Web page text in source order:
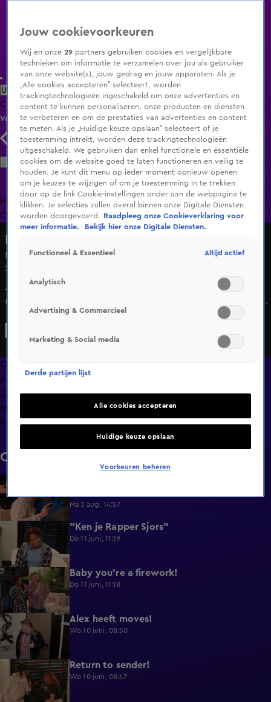
Uitzending Gemist Populaire programma's Zenders Genres
ClipsFilmsRadioSmart TV inlogShop
Volg KIJK
Zoeken
HomeUitzending Gemist Programma's De Bondgenoten
OranjezomerLivestreamsShop
Nikki vindt dat Jasper wel een make-over kan gebruiken!
25 feb 2025, 14:28
Jasper stelt Nikki een opvallende vraag: “Als je mij een
make-over mocht geven, hoe zou ik er dan uitzien?” Nikki
hoeft niet lang na te denken—zijn kledingstijl is niet
sterkste punt is. Wanneer Nikki hem vraagt wat hij aan háár
zou veranderen, blijft hij galant: hij vindt dat ze er al goed
uitziet. Lief om te horen! En als Jasper haar ideale make-
over krijgt… zou Nikki hem dan wél aantrekkelijk vinden?
Overzicht
Afleveringen
Clips
Hoe is het nu met?
Info
Clips
6:32
Ma 3 aug, 14:57
0:49 "Ken je Rapper Sjors"
Do 11 juni, 11:19
0:39 Baby you're a firework!
Do 11 juni, 11:18
0:43 Alex heeft moves!
Wo 10 juni, 08:50
0:36 Return to sender!
Wo 10 juni, 08:47
Jouw cookievoorkeuren
Wij en onze29 partners gebruiken cookies en vergelijkbare
technieken om informatie te verzamelen over jou als gebruiker
van onze website(s), jouw gedrag en jouw apparaten. Als je
„Alle cookies accepteren” selecteert, worden
trackingtechnologieën ingeschakeld om onze advertenties en
content te kunnen personaliseren, onze producten en diensten
te verbeteren en om de prestaties van advertenties en content
te meten. Als je „Huidige keuze opslaan” selecteert of je
toestemming intrekt, worden deze trackingtechnologieën
uitgeschakeld. We gebruiken dan enkel functionele en essentiële
cookies om de website goed te laten functioneren en veilig te
houden. Je kunt dit menu op ieder moment opnieuw openen
om je keuzes te wijzigen of om je toestemming in te trekken
door op de link Cookie-instellingen onder aan de webpagina te
klikken. Je selecties zullen overal binnen onze Digitale Diensten
worden doorgevoerd.
Raadpleeg onze Cookieverklaring voor
meer informatie.
Bekijk hier onze Digitale Diensten.
Functioneel & Essentieel Altijd actief
Analytisch
Advertising & Commercieel
Marketing & Social media
Derde partijen lijst
Alle cookies accepteren
Huidige keuze opslaan
Voorkeuren beheren